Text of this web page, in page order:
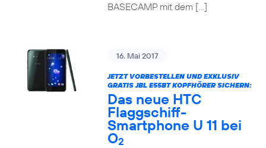
BASECAMP mit dem […]
16. Mai 2017
JETZT VORBESTELLEN UND EXKLUSIV
GRATIS JBL E55BT KOPFHÖRER SICHERN:
Das neue HTC
Flaggschiff-
Smartphone U 11 bei
O2